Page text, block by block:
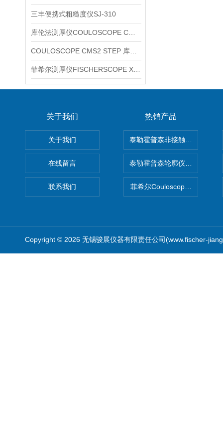
三丰便携式粗糙度仪SJ-310
关于我们
关于我们
在线留言
联系我们
热销产品
泰勒霍普森非接触式轮廓仪
泰勒霍普森轮廓仪|TAYLOR
菲希尔Couloscope CMS2电
Copyright © 2026 无锡骏展仪器有限责任公司(www.fischer-